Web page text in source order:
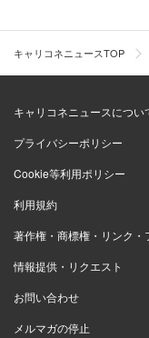
キャリコネニュースTOP
キャリコネニュースについ
プライバシーポリシー
Cookie等利用ポリシー
利用規約
著作権・商標権・リンク・
情報提供・リクエスト
お問い合わせ
メルマガの停止